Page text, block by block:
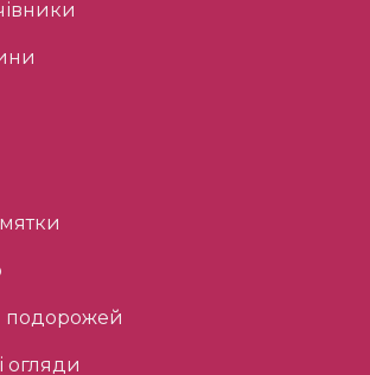
подорожей
огляди